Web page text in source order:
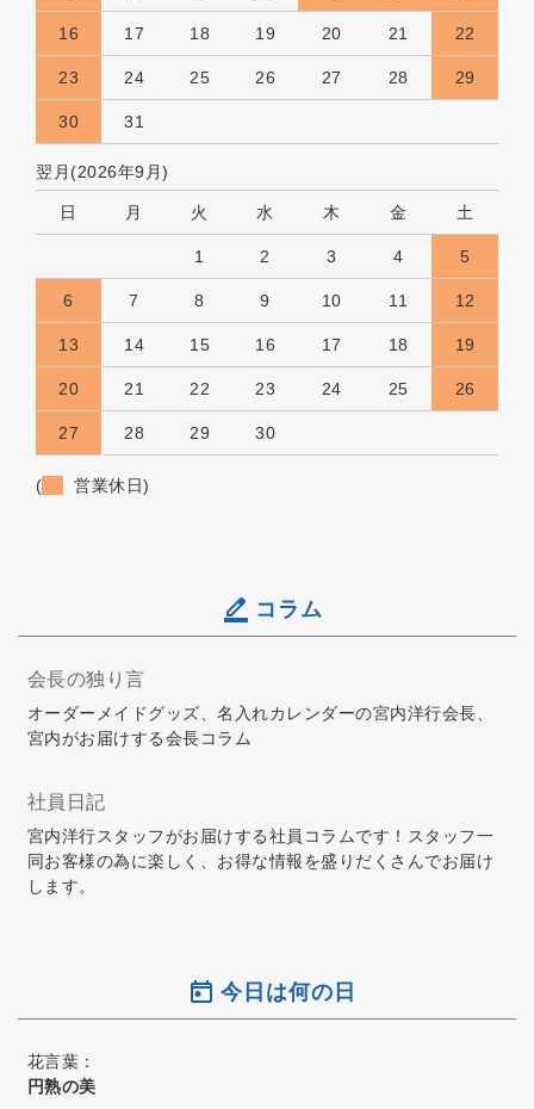
16 17 18 19 20 21 22
23 24 25 26 27 28 29
30 31
翌月(2026年9月)
日 月 火 水 木 金 土
1 2 3 4 5
6 7 8 9 10 11 12
13 14 15 16 17 18 19
20 21 22 23 24 25 26
27 28 29 30
( 営業休日)
コラム
会長の独り言
オーダーメイドグッズ、名入れカレンダーの宮内洋行会長、
宮内がお届けする会長コラム
社員日記
宮内洋行スタッフがお届けする社員コラムです！スタッフ一
同お客様の為に楽しく、お得な情報を盛りだくさんでお届け
します。
今日は何の日
花言葉：
円熟の美